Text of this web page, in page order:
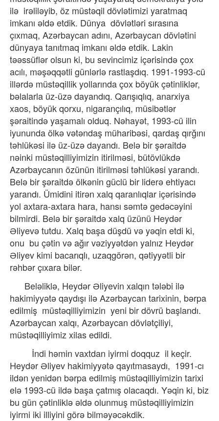
ilə irəliləyib, öz müstəqil dövlətimizi yaratmaq
imkanı əldə etdik. Dünya dövlətləri sırasına
çıxmaq, Azərbaycan adını, Azərbaycan dövlətini
dünyaya tanıtmaq imkanı əldə etdik. Lakin
təəssüflər olsun ki, bu sevincimiz içərisində çox
acılı, məşəqqətli günlərlə rastlaşdıq. 1991-1993-cü
illərdə müstəqillik yollarında çox böyük çətinliklər,
bəlalarla üz-üzə dayandıq. Qarışıqlıq, anarxiya
xaos, böyük qorxu, nigarançılıq, müsibətlər
şəraitində yaşamalı olduq. Nəhayət, 1993-cü ilin
iyununda ölkə vətəndaş müharibəsi, qardaş qırğını
təhlükəsi ilə üz-üzə dayandı. Belə bir şəraitdə
nəinki müstəqilliyimizin itirilməsi, bütövlükdə
Azərbaycanın özünün itirilməsi təhlükəsi yarandı.
Belə bir şəraitdə ölkənin güclü bir liderə ehtiyacı
yarandı. Ümidini itirən xalq qaranlıqlar içərisində
yol axtara-axtara hara, hansı səmtə gedəcəyini
bilmirdi. Belə bir şəraitdə xalq üzünü Heydər
Əliyevə tutdu. Xalq başa düşdü və yəqin etdi ki,
onu bu çətin və ağır vəziyyətdən yalnız Heydər
Əliyev kimi bacarıqlı, uzaqgörən, qətiyyətli bir
rəhbər çıxara bilər.
Beləliklə, Heydər Əliyevin xalqın tələbi ilə
hakimiyyətə qaydışı ilə Azərbaycan tarixinin, bərpa
edilmiş müstəqilliyimizin yeni bir dövrü başlandı.
Azərbaycan xalqı, Azərbaycan dövlətçiliyi,
müstəqilliyimiz xilas edildi.
İndi həmin vaxtdan iyirmi doqquz il keçir.
Heydər Əliyev hakimiyyətə qayıtmasaydı, 1991-cı
ildən yenidən bərpa edilmiş müstəqilliyimizin tarixi
elə 1993-cü ildə başa çatmış olacaqdı. Yəqin ki, biz
bu gün çətinliklə əldə olunmuş müstəqilliyimizin
iyirmi iki illiyini görə bilməyəcəkdik.